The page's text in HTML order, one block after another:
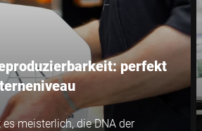
perfekt
meisterlich, die DNA der